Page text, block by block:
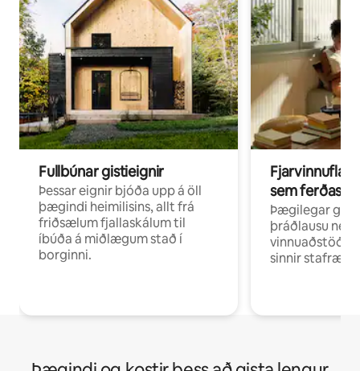
Fullbúnar gistieignir
Þessar eignir bjóða upp á öll
þægindi heimilisins, allt frá
friðsælum fjallaskálum til
íbúða á miðlægum stað í
borginni.
sem ferðast
Þægilegar
þráðlausu neti
vinnuaðstöðu
sinnir